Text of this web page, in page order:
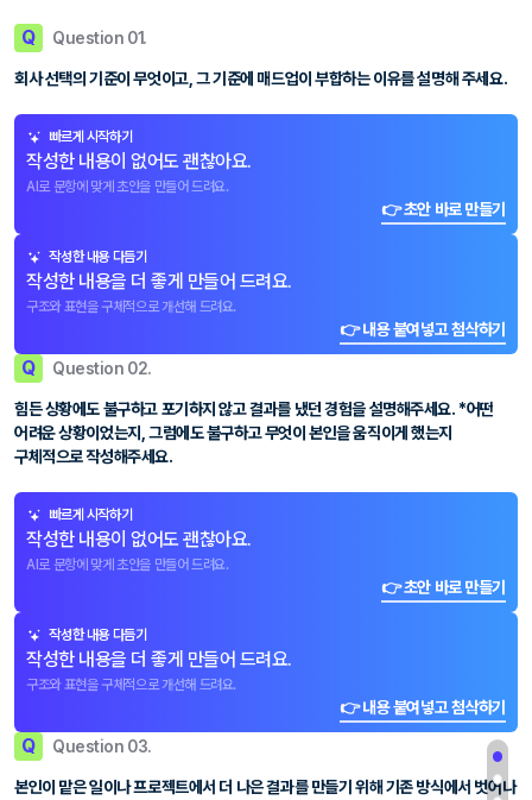
Q Question 01.
회사 선택의 기준이 무엇이고, 그 기준에 매드업이 부합하는 이유를 설명해 주세요.
빠르게 시작하기
작성한 내용이 없어도 괜찮아요.
AI로 문항에 맞게 초안을 만들어 드려요.
👉 초안 바로 만들기
작성한 내용 다듬기
작성한 내용을 더 좋게 만들어 드려요.
구조와 표현을 구체적으로 개선해 드려요.
👉 내용 붙여넣고 첨삭하기
Q Question 02.
힘든 상황에도 불구하고 포기하지 않고 결과를 냈던 경험을 설명해주세요. *어떤
어려운 상황이었는지, 그럼에도 불구하고 무엇이 본인을 움직이게 했는지
구체적으로 작성해주세요.
빠르게 시작하기
작성한 내용이 없어도 괜찮아요.
AI로 문항에 맞게 초안을 만들어 드려요.
👉 초안 바로 만들기
작성한 내용 다듬기
작성한 내용을 더 좋게 만들어 드려요.
구조와 표현을 구체적으로 개선해 드려요.
👉 내용 붙여넣고 첨삭하기
Q Question 03.
본인이 맡은 일이나 프로젝트에서 더 나은 결과를 만들기 위해 기존 방식에서 벗어나